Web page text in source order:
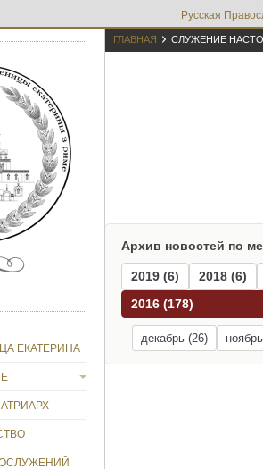
Русская
ЕКАТЕРИНА
ГЛАВНАЯ  СЛУЖЕНИЕ
Архив новостей по
2019 (6)
2018 (6)
2016 (178)
декабрь (26)